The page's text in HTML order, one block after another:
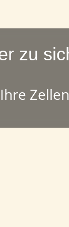
zu
Zellen